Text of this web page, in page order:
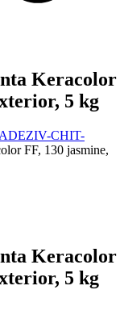
Keracolor
5 kg
ADEZIV-CHIT-
FF, 130 jasmine,
Keracolor
5 kg